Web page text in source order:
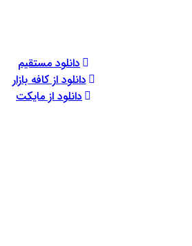
دانلود مستقیم
دانلود از کافه بازار
دانلود از مایکت